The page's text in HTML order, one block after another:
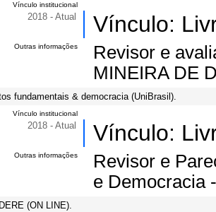
Vínculo institucional
2018 - Atual Vínculo:
Outras informações
Revisor e
MINEIRA DE
fundamentais & democracia (UniBrasil).
Vínculo institucional
2018 - Atual Vínculo:
Outras informações
Revisor e
e Democracia
(ON LINE).